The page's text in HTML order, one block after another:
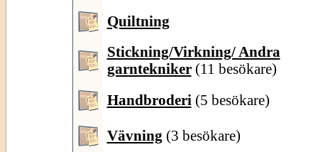
Quiltning
Stickning/Virkning/ Andra
garntekniker (11 besökare)
Handbroderi (5 besökare)
Vävning (3 besökare)